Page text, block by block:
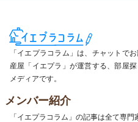
「イエプラコラム」は、チャットで
産屋「イエプラ」が運営する、部屋
メディアです。
メンバー紹介
「イエプラコラム」の記事は全て専門